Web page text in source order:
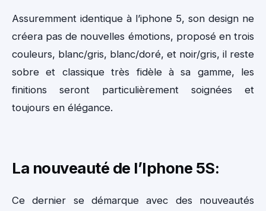
Assuremment identique à l’iphone 5, son design ne
créera pas de nouvelles émotions, proposé en trois
couleurs, blanc/gris, blanc/doré, et noir/gris, il reste
sobre et classique très fidèle à sa gamme, les
finitions seront particulièrement soignées et
toujours en élégance.
La nouveauté de l’Iphone 5S:
Ce dernier se démarque avec des nouveautés